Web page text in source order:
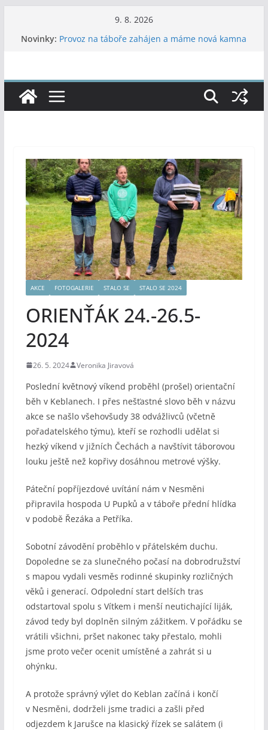
9. 8. 2026
Novinky: Provoz na táboře zahájen a máme nová kamna
AKCE FOTOGALERIE STALO SE STALO SE 2024
ORIENŤÁK 24.-26.5-
2024
26. 5. 2024 Veronika Jiravová
Poslední květnový víkend proběhl (prošel) orientační
běh v Keblanech. I přes nešťastné slovo běh v názvu
akce se našlo všehovšudy 38 odvážlivců (včetně
pořadatelského týmu), kteří se rozhodli udělat si
hezký víkend v jižních Čechách a navštívit táborovou
louku ještě než kopřivy dosáhnou metrové výšky.
Páteční popříjezdové uvítání nám v Nesměni
připravila hospoda U Pupků a v táboře přední hlídka
v podobě Řezáka a Petříka.
Sobotní závodění proběhlo v přátelském duchu.
Dopoledne se za slunečného počasí na dobrodružství
s mapou vydali vesměs rodinné skupinky rozličných
věků i generací. Odpolední start delších tras
odstartoval spolu s Vítkem i menší neutichající liják,
závod tedy byl doplněn silným zážitkem. V pořádku se
vrátili všichni, pršet nakonec taky přestalo, mohli
jsme proto večer ocenit umístěné a zahrát si u
ohýnku.
A protože správný výlet do Keblan začíná i končí
v Nesměni, dodrželi jsme tradici a zašli před
odjezdem k Jarušce na klasický řízek se salátem (i